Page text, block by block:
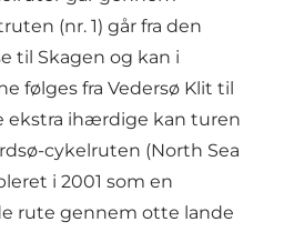
(nr. 1) går fra den
til Skagen og kan i
følges fra Vedersø Klit til
ekstra ihærdige kan turen
cykelruten (North Sea
i 2001 som en
rute gennem otte lande